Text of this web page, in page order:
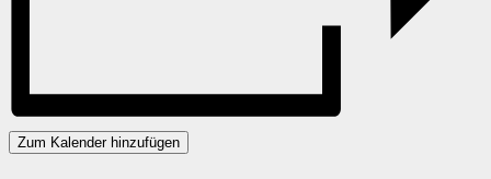
Zum Kalender hinzufügen